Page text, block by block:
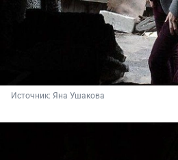
Источник: Яна Ушакова